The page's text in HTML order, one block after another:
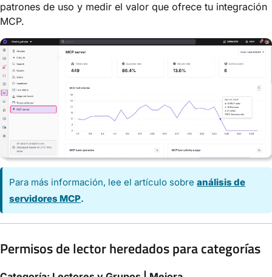
patrones de uso y medir el valor que ofrece tu integración
MCP.
Para más información, lee el artículo sobreanálisis de
servidores MCP.
Permisos de lector heredados para categorías